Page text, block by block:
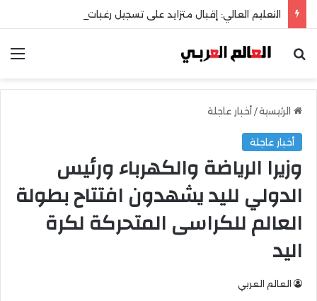
بحث عن
الرئيسية/ أخبار عاجلة
أخبار عاجلة
وزيرا الرياضة والكهرباء ورئيس
الدولي لليد يشهدون افتتاح بطولة
العالم للكراسى المتحركة لكرة
اليد
العالم العربي